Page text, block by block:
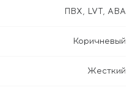
ПВХ, LVT, ABA
Коричневый
Жесткий